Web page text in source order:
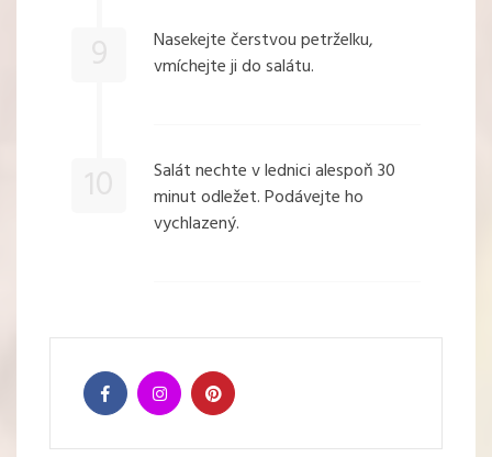
Nasekejte čerstvou petrželku,
vmíchejte ji do salátu.
Salát nechte v lednici alespoň 30
minut odležet. Podávejte ho
vychlazený.